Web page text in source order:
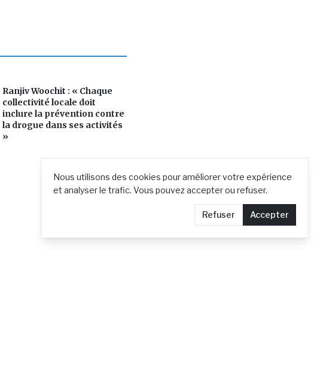
Nous utilisons des cookies pour améliorer votre expérience
et analyser le trafic. Vous pouvez accepter ou refuser.
Refuser Accepter
Ranjiv Woochit : « Chaque
collectivité locale doit
inclure la prévention contre
la drogue dans ses activités
»